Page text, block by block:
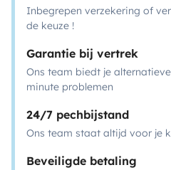
Inbegrepen verzekering of
de keuze !
Garantie bij vertrek
Ons team biedt je
minute problemen
24/7 pechbijstand
Ons team staat altijd voor je
Beveiligde betaling